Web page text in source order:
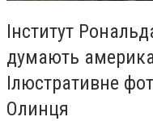
Інститут
думають
Ілюстративне
Олинця